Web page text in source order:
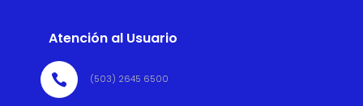
Atención al Usuario
 (503) 2645 6500